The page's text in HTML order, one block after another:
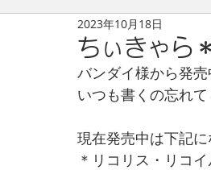
ちぃきゃら
2023年10月18日
バンダイ様から発
いつも書くの忘れ
現在発売中は下記
＊リコリス・リコ